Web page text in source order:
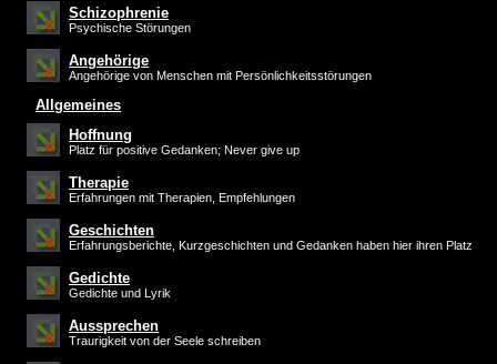
Schizophrenie
Psychische Störungen
Angehörige
Angehörige von Menschen mit Persönlichkeitsstörungen
Allgemeines
Hoffnung
Platz für positive Gedanken; Never give up
Therapie
Erfahrungen mit Therapien, Empfehlungen
Geschichten
Erfahrungsberichte, Kurzgeschichten und Gedanken haben hier ihren Platz
Gedichte
Gedichte und Lyrik
Aussprechen
Traurigkeit von der Seele schreiben